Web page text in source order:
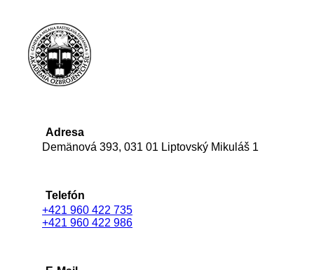
Adresa
Demänová 393, 031 01 Liptovský Mikuláš 1
Telefón
+421 960 422 735
+421 960 422 986